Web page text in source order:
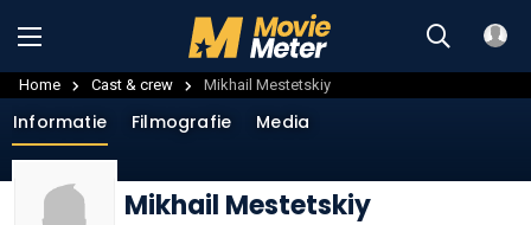
Home Cast & crew Mikhail Mestetskiy
Informatie Filmografie Media
Mikhail Mestetskiy